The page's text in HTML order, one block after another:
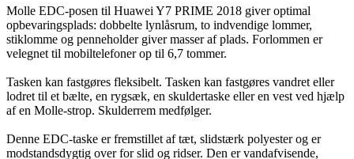
Molle EDC-posen til Huawei Y7 PRIME 2018 giver optimal
opbevaringsplads: dobbelte lynlåsrum, to indvendige lommer,
stiklomme og penneholder giver masser af plads. Forlommen er
velegnet til mobiltelefoner op til 6,7 tommer.
Tasken kan fastgøres fleksibelt. Tasken kan fastgøres vandret eller
lodret til et bælte, en rygsæk, en skuldertaske eller en vest ved hjælp
af en Molle-strop. Skulderrem medfølger.
Denne EDC-taske er fremstillet af tæt, slidstærk polyester og er
modstandsdygtig over for slid og ridser. Den er vandafvisende,